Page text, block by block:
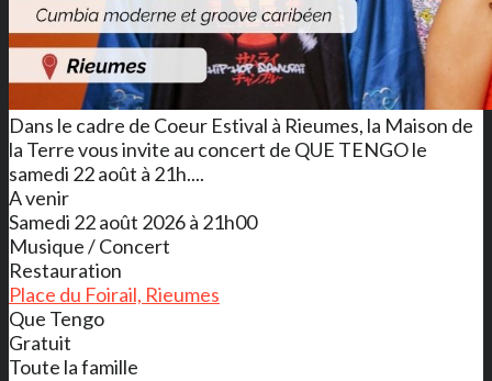
Dans le cadre de Coeur Estival à Rieumes, la Maison de
la Terre vous invite au concert de QUE TENGO le
samedi 22 août à 21h....
A venir
Samedi 22 août 2026 à 21h00
Musique / Concert
Restauration
Place du Foirail, Rieumes
Que Tengo
Gratuit
Toute la famille